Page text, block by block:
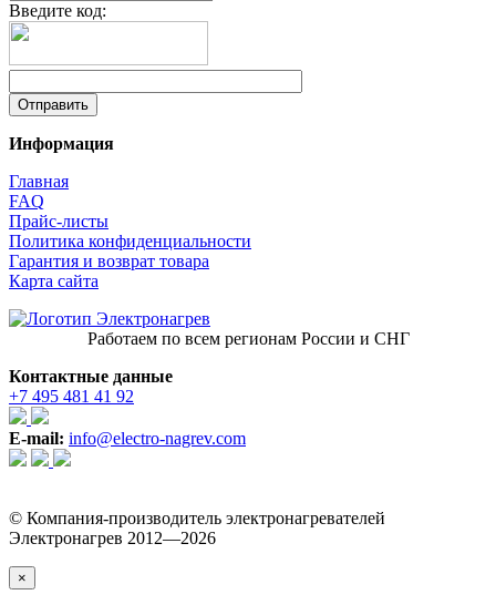
Введите код:
Информация
Главная
FAQ
Прайс-листы
Политика конфиденциальности
Гарантия и возврат товара
Карта сайта
Работаем по всем регионам России и СНГ
Контактные данные
+7 495 481 41 92
E-mail: info@electro-nagrev.com
© Компания-производитель электронагревателей
Электронагрев 2012—2026
×